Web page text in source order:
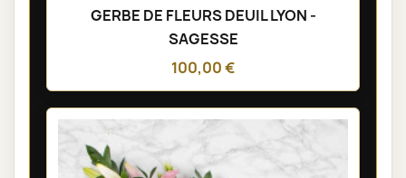
GERBE DE FLEURS DEUIL LYON -
SAGESSE
100,00 €